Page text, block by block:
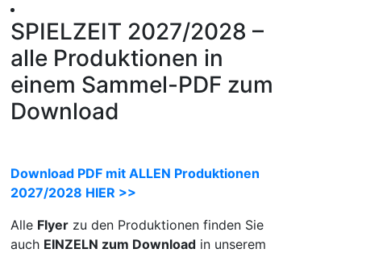
SPIELZEIT 2027/2028 –
alle Produktionen in
einem Sammel-PDF zum
Download
Download PDF mit ALLEN Produktionen
2027/2028 HIER >>
Alle Flyer zu den Produktionen finden Sie
auch EINZELN zum Download in unserem